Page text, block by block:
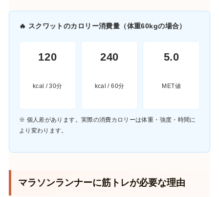
🔥 スクワットのカロリー消費量（体重60kgの場合）
120
kcal / 30分
240
kcal / 60分
5.0
MET値
※ 個人差があります。実際の消費カロリーは体重・強度・時間に
より変わります。
マラソンランナーに筋トレが必要な理由